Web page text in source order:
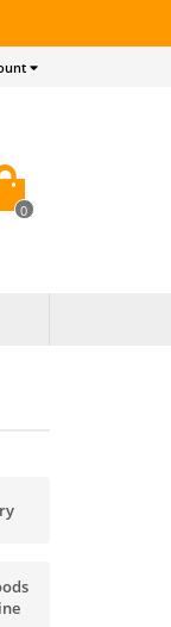
0